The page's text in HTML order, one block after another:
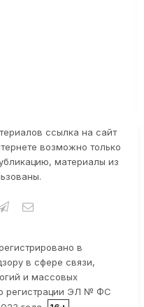
ссылка на сайт
возможно только
материалы из
в
в сфере связи,
и массовых
регистрации ЭЛ № ФС